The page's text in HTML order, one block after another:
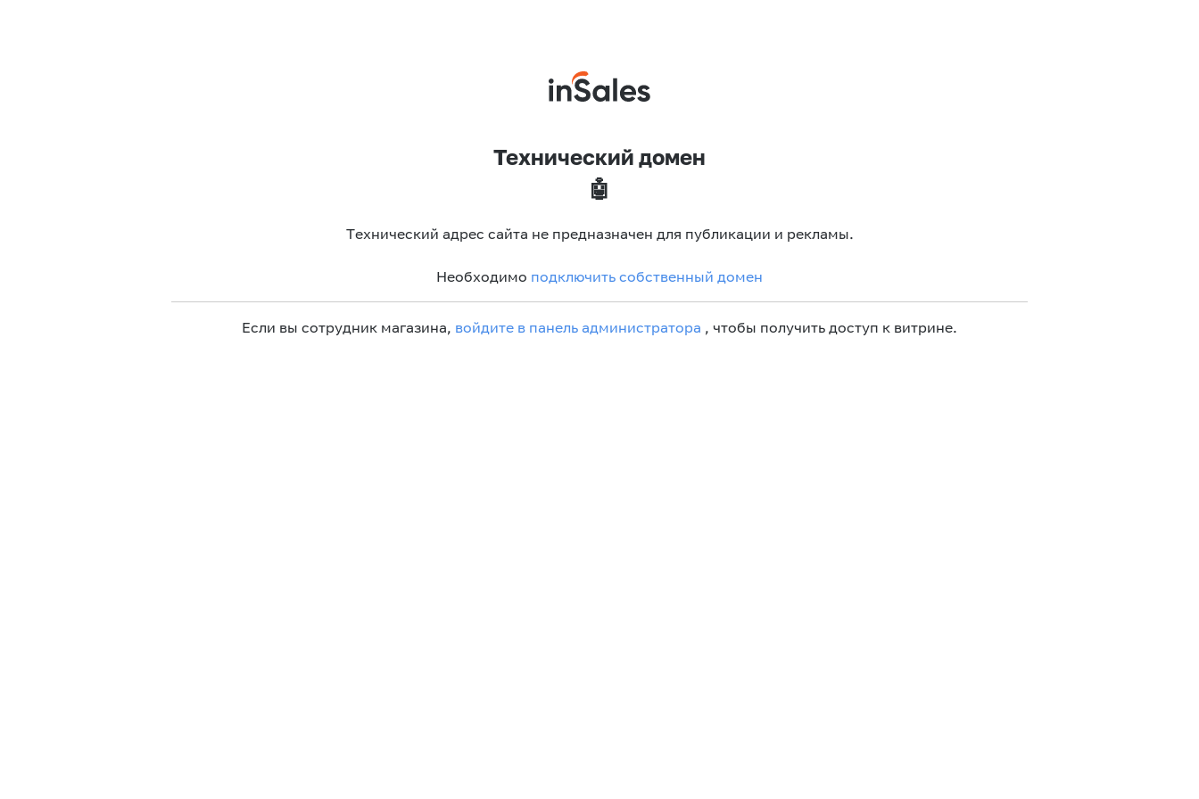
Технический домен
🤖
Технический адрес сайта не предназначен для публикации и рекламы.
Необходимо подключить собственный домен
Если вы сотрудник магазина, войдите в панель администратора , чтобы получить доступ к витрине.